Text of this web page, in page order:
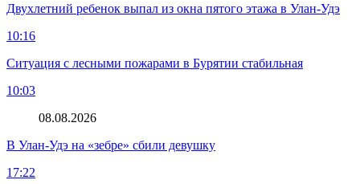
Двухлетний ребенок выпал из окна пятого этажа в Улан-Удэ
10:16
Ситуация с лесными пожарами в Бурятии стабильная
10:03
08.08.2026
В Улан-Удэ на «зебре» сбили девушку
17:22